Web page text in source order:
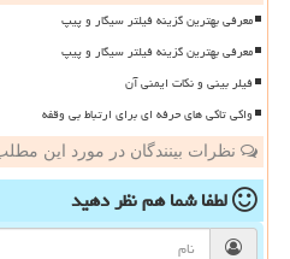
معرفی بهترین گزینه فیلتر سیگار و پیپ
معرفی بهترین گزینه فیلتر سیگار و پیپ
فیلر بینی و نکات ایمنی آن
واکی تاکی های حرفه ای برای ارتباط بی وقفه
نظرات بینندگان در مورد این
لطفا شما همنظر دهید